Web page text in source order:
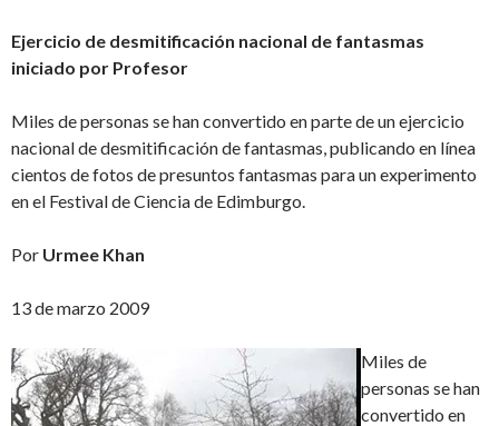
Ejercicio de desmitificación nacional de fantasmas
iniciado por Profesor
Miles de personas se han convertido en parte de un ejercicio
nacional de desmitificación de fantasmas, publicando en línea
cientos de fotos de presuntos fantasmas para un experimento
en el Festival de Ciencia de Edimburgo.
Por Urmee Khan
13 de marzo 2009
Miles de
personas se han
convertido en